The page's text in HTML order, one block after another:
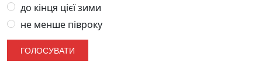
до кінця цієї зими
не менше півроку